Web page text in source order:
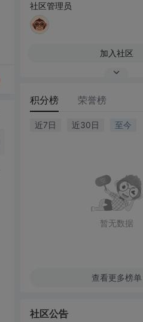
社区管理员
加入社区
积分榜 荣誉榜
近7日 近30日 至今
暂无数据
查看更多榜单
社区公告